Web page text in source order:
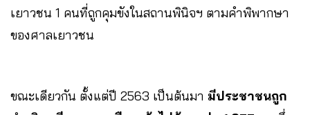
เยาวชน 1 คนที่ถูกคุมขังในสถานพินิจฯ ตามคำพิพากษา
ของศาลเยาวชน
ขณะเดียวกัน ตั้งแต่ปี 2563 เป็นต้นมา มีประชาชนถูก